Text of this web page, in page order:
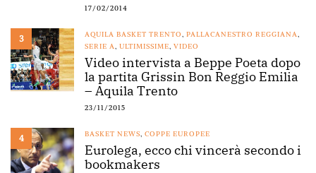
17/02/2014
3 AQUILA BASKET TRENTO, PALLACANESTRO REGGIANA,
SERIE A, ULTIMISSIME, VIDEO
Video intervista a Beppe Poeta dopo
la partita Grissin Bon Reggio Emilia
– Aquila Trento
23/11/2015
4 BASKET NEWS, COPPE EUROPEE
Eurolega, ecco chi vincerà secondo i
bookmakers